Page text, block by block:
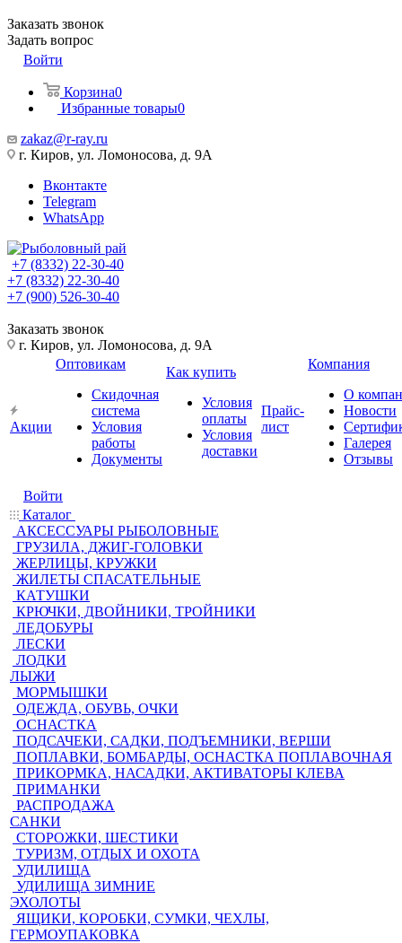
Заказать звонок
Задать вопрос
Войти
Корзина0
Избранные товары0
zakaz@r-ray.ru
г. Киров, ул. Ломоносова, д. 9А
Вконтакте
Telegram
WhatsApp
+7 (8332) 22-30-40
+7 (8332) 22-30-40
+7 (900) 526-30-40
Заказать звонок
г. Киров, ул. Ломоносова, д. 9А
Акции
Оптовикам
Скидочная
система
Условия
работы
Документы
Как купить
Условия
оплаты
Условия
доставки
Прайс-
лист
Компания
О
Новости
Галерея
Отзывы
Войти
Каталог
АКСЕССУАРЫ РЫБОЛОВНЫЕ
ГРУЗИЛА, ДЖИГ-ГОЛОВКИ
ЖЕРЛИЦЫ, КРУЖКИ
ЖИЛЕТЫ СПАСАТЕЛЬНЫЕ
КАТУШКИ
КРЮЧКИ, ДВОЙНИКИ, ТРОЙНИКИ
ЛЕДОБУРЫ
ЛЕСКИ
ЛОДКИ
ЛЫЖИ
МОРМЫШКИ
ОДЕЖДА, ОБУВЬ, ОЧКИ
ОСНАСТКА
ПОДСАЧЕКИ, САДКИ, ПОДЪЕМНИКИ, ВЕРШИ
ПОПЛАВКИ, БОМБАРДЫ, ОСНАСТКА ПОПЛАВОЧНАЯ
ПРИКОРМКА, НАСАДКИ, АКТИВАТОРЫ КЛЕВА
ПРИМАНКИ
РАСПРОДАЖА
САНКИ
СТОРОЖКИ, ШЕСТИКИ
ТУРИЗМ, ОТДЫХ И ОХОТА
УДИЛИЩА
УДИЛИЩА ЗИМНИЕ
ЭХОЛОТЫ
ЯЩИКИ, КОРОБКИ, СУМКИ, ЧЕХЛЫ,
ГЕРМОУПАКОВКА